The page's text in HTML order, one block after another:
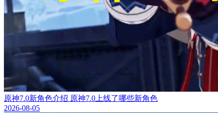
原神7.0新角色介绍 原神7.0上线了哪些新角色
2026-08-05